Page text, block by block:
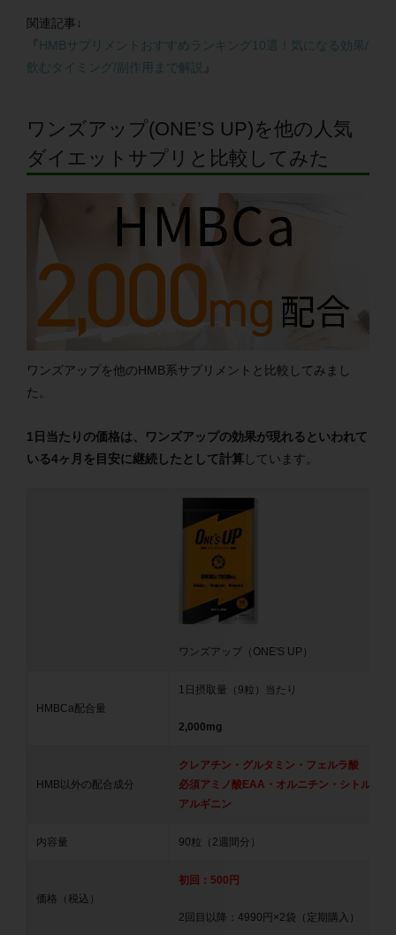
関連記事↓
HMBサプリメントおすすめランキング10選！気になる効果/
飲むタイミング/副作用まで解説
ワンズアップ(ONE’S UP)を他の人気
ダイエットサプリと比較してみた
ワンズアップを他のHMB系サプリメントと比較してみまし
た。
1日当たりの価格は、ワンズアップの効果が現れるといわれて
いる4ヶ月を目安に継続したとして計算しています。
ワンズアップ（ONE'S UP）
HMBCa配合量
1日摂取量（9粒）当たり
2,000mg
HMB以外の配合成分
クレアチン・グルタミン・フェルラ酸
必須アミノ酸EAA・オルニチン・シトルリン
アルギニン
内容量 90粒（2週間分）
価格（税込）
初回：500円
2回目以降：4990円×2袋（定期購入）